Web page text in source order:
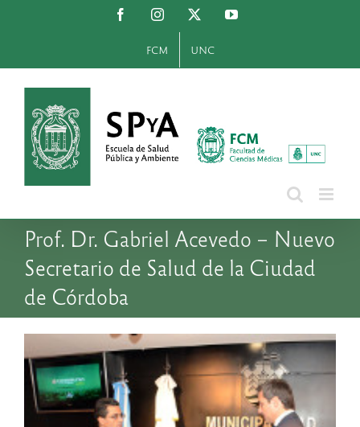
FacebookInstagram YouTube
FCM UNC
Prof. Dr. Gabriel Acevedo – Nuevo
Secretario de Salud de la Ciudad
de Córdoba